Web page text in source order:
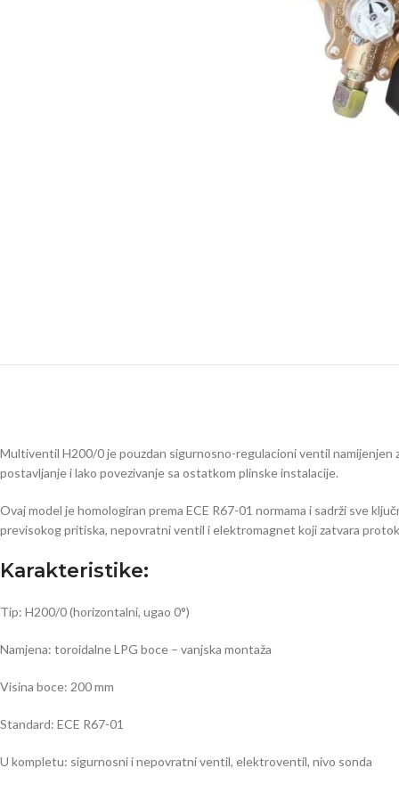
Multiventil H200/0 je pouzdan sigurnosno-regulacioni ventil namijenjen
postavljanje i lako povezivanje sa ostatkom plinske instalacije.
Ovaj model je homologiran prema ECE R67-01 normama i sadrži sve
previsokog pritiska, nepovratni ventil i elektromagnet koji zatvara
Karakteristike:
Tip: H200/0 (horizontalni, ugao 0°)
Namjena: toroidalne LPG boce – vanjska montaža
Visina boce: 200 mm
Standard: ECE R67-01
U kompletu: sigurnosni i nepovratni ventil, elektroventil, nivo sonda